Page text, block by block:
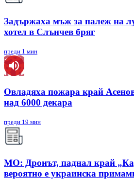
Задържаха мъж за палеж на
хотел в Слънчев бряг
преди 1 мин
Овладяха пожара край
над 6000 декара
преди 19 мин
МО: Дронът, паднал край
вероятно е украинска